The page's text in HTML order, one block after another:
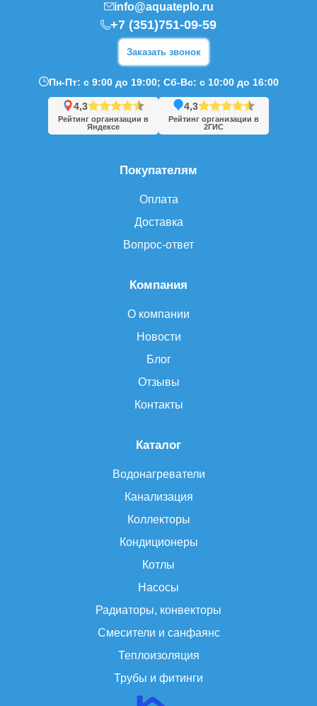
Каталог
Водонагреватели
Канализация
Коллекторы
Кондиционеры
Котлы
Насосы
Радиаторы, конвекторы
Смесители и санфаянс
Теплоизоляция
Трубы и фитинги
Компания
О компании
Новости
Блог
Отзывы
Контакты
Покупателям
Оплата
Доставка
Вопрос-ответ
info@aquateplo.ru
+7 (351)751-09-59
Заказать звонок
Пн-Пт: с 9:00 до 19:00; Сб-Вс: с 10:00 до 16:00
4,3
Рейтинг организации в
Яндексе
4,3
Рейтинг организации в
2ГИС